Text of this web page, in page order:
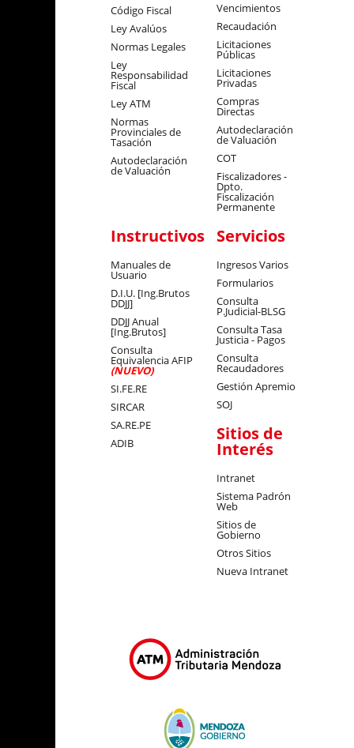
Código Fiscal
Ley Avalúos
Normas Legales
Ley
Responsabilidad
Fiscal
Ley ATM
Normas
Provinciales de
Tasación
Autodeclaración
de Valuación
Vencimientos
Recaudación
Licitaciones
Públicas
Licitaciones
Privadas
Compras
Directas
Autodeclaración
de Valuación
COT
Fiscalizadores -
Dpto.
Fiscalización
Permanente
Instructivos
Manuales de
Usuario
D.I.U. [Ing.Brutos
DDJJ]
DDJJ Anual
[Ing.Brutos]
Consulta
Equivalencia AFIP
(NUEVO)
SI.FE.RE
SIRCAR
SA.RE.PE
ADIB
Servicios
Ingresos Varios
Formularios
Consulta
P.Judicial-BLSG
Consulta Tasa
Justicia - Pagos
Consulta
Recaudadores
Gestión Apremio
SOJ
Sitios de
Interés
Intranet
Sistema Padrón
Web
Sitios de
Gobierno
Otros Sitios
Nueva Intranet